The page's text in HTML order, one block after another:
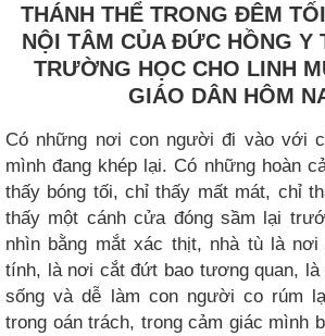
THÁNH THỂ TRONG ĐÊM
NỘI TÂM CỦA ĐỨC HỒNG Y
TRƯỜNG HỌC CHO LINH
GIÁO DÂN HÔM
Có những nơi con người đi vào với
mình đang khép lại. Có những hoàn
thấy bóng tối, chỉ thấy mất mát, chỉ
thấy một cánh cửa đóng sầm lại
nhìn bằng mắt xác thịt, nhà tù là
tính, là nơi cắt đứt bao tương quan,
sống và dễ làm con người co rúm
trong oán trách, trong cảm giác mình